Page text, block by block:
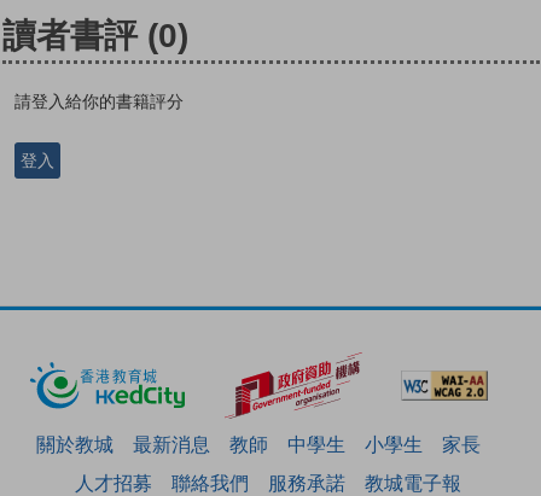
讀者書評 (0)
請登入給你的書籍評分
登入
關於教城 最新消息 教師 中學生 小學生
家長
人才招募
聯絡我們 服務承諾 教城電子報